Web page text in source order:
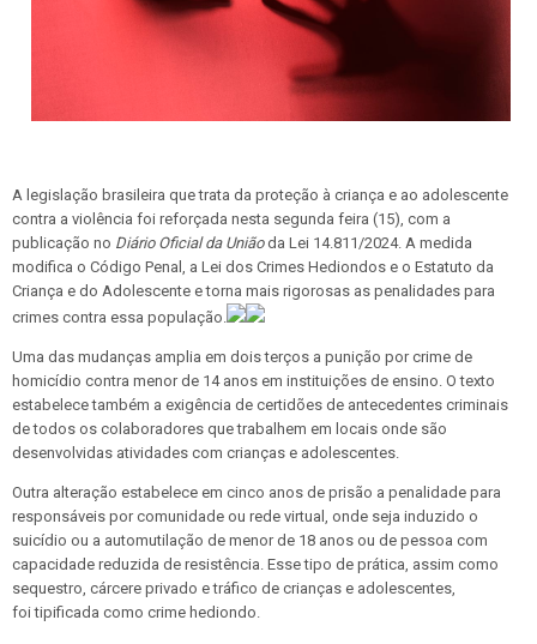
A legislação brasileira que trata da proteção à criança e ao adolescente
contra a violência foi reforçada nesta segunda feira (15), com a
publicação no Diário Oficial da Uniãoda Lei 14.811/2024. A medida
modifica o Código Penal, a Lei dos Crimes Hediondos e o Estatuto da
Criança e do Adolescente e torna mais rigorosas as penalidades para
crimes contra essa população.
Uma das mudanças amplia em dois terços a punição por crime de
homicídio contra menor de 14 anos em instituições de ensino. O texto
estabelece também a exigência de certidões de antecedentes criminais
de todos os colaboradores que trabalhem em locais onde são
desenvolvidas atividades com crianças e adolescentes.
Outra alteração estabelece em cinco anos de prisão a penalidade para
responsáveis por comunidade ou rede virtual, onde seja induzido o
suicídio ou a automutilação de menor de 18 anos ou de pessoa com
capacidade reduzida de resistência. Esse tipo de prática, assim como
sequestro, cárcere privado e tráfico de crianças e adolescentes,
foi tipificada como crime hediondo.